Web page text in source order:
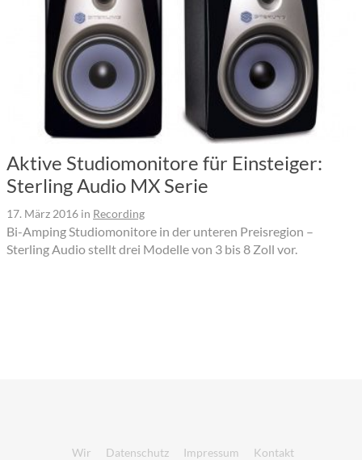
Aktive Studiomonitore für Einsteiger:
Sterling Audio MX Serie
17. März 2016 in Recording
Bi-Amping Studiomonitore in der unteren Preisregion –
Sterling Audio stellt drei Modelle von 3 bis 8 Zoll vor.
Wir Datenschutz Impressum Kontakt